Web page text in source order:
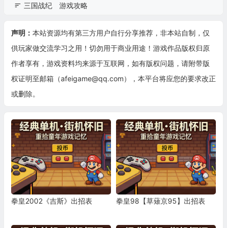
三国战纪 游戏攻略
声明： 本站资源均有第三方用户自行分享推荐，非本站自制，仅
供玩家做交流学习之用！切勿用于商业用途！游戏作品版权归原
作者享有，游戏资料均来源于互联网，如有版权问题，请附带版
权证明至邮箱（afeigame@qq.com），本平台将应您的要求改正
或删除。
拳皇2002《吉斯》出招表 拳皇98【草薙京95】出招表